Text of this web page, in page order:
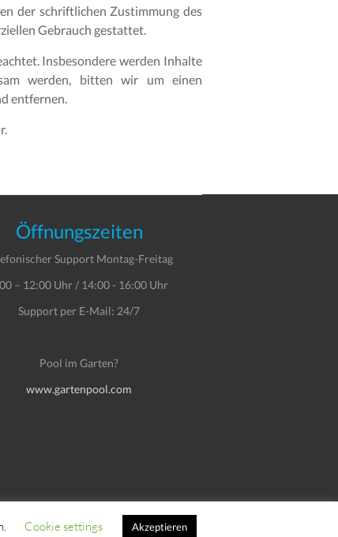
der schriftlichen Zustimmung des
Gebrauch gestattet.
Insbesondere werden Inhalte
werden, bitten wir um einen
entfernen.
Öffnungszeiten
Support Montag-Freitag
– 12:00 Uhr / 14:00 - 16:00 Uhr
Support per E-Mail: 24/7
Pool im Garten?
www.gartenpool.com
Impressum
Cookie settings Akzeptieren